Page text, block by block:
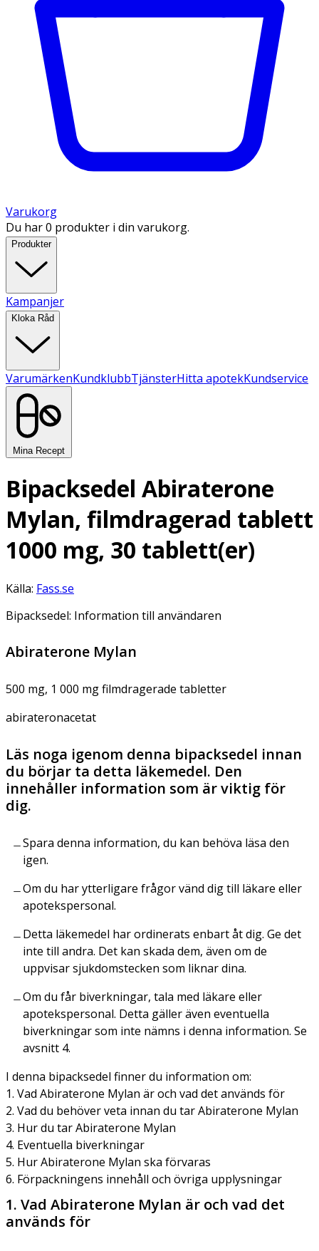
Varukorg
Du har 0 produkter i din varukorg.
Produkter
Kampanjer
Kloka Råd
VarumärkenKundklubbTjänsterHitta apotekKundservice
Mina Recept
Bipacksedel Abiraterone
Mylan, filmdragerad tablett
1000 mg, 30 tablett(er)
Källa: Fass.se
Bipacksedel: Information till användaren
Abiraterone Mylan
500 mg, 1 000 mg filmdragerade tabletter
abirateronacetat
Läs noga igenom denna bipacksedel innan
du börjar ta detta läkemedel. Den
innehåller information som är viktig för
dig.
Spara denna information, du kan behöva läsa den
igen.
Om du har ytterligare frågor vänd dig till läkare eller
apotekspersonal.
Detta läkemedel har ordinerats enbart åt dig. Ge det
inte till andra. Det kan skada dem, även om de
uppvisar sjukdomstecken som liknar dina.
Om du får biverkningar, tala med läkare eller
apotekspersonal. Detta gäller även eventuella
biverkningar som inte nämns i denna information. Se
avsnitt 4.
I denna bipacksedel finner du information om:
1. Vad Abiraterone Mylan är och vad det används för
2. Vad du behöver veta innan du tar Abiraterone Mylan
3. Hur du tar Abiraterone Mylan
4. Eventuella biverkningar
5. Hur Abiraterone Mylan ska förvaras
6. Förpackningens innehåll och övriga upplysningar
1. Vad Abiraterone Mylan är och vad det
används för